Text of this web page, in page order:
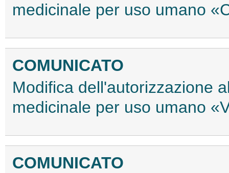
medicinale per uso umano
COMUNICATO
Modifica dell'autorizzazione
medicinale per uso umano
COMUNICATO